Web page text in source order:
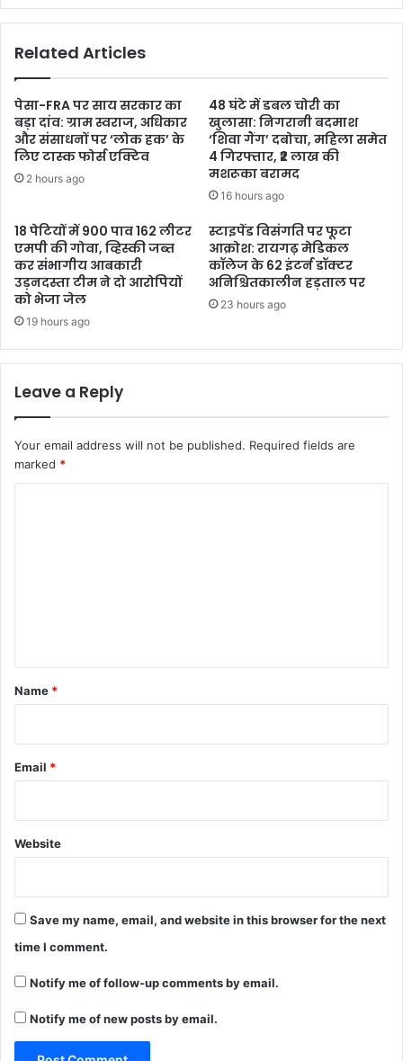
Related Articles
पेसा-FRA पर साय सरकार का
बड़ा दांव: ग्राम स्वराज, अधिकार
और संसाधनों पर ‘लोक हक’ के
लिए टास्क फोर्स एक्टिव
2 hours ago
48 घंटे में डबल चोरी का
खुलासा: निगरानी बदमाश
‘शिवा गैंग’ दबोचा, महिला समेत
4 गिरफ्तार, ₹2 लाख की
मशरूका बरामद
16 hours ago
18 पेटियों में 900 पाव 162 लीटर
एमपी की गोवा, व्हिस्की जब्त
कर संभागीय आबकारी
उड़नदस्ता टीम ने दो आरोपियों
को भेजा जेल
19 hours ago
स्टाइपेंड विसंगति पर फूटा
आक्रोश: रायगढ़ मेडिकल
कॉलेज के 62 इंटर्न डॉक्टर
अनिश्चितकालीन हड़ताल पर
23 hours ago
Leave a Reply
Your email address will not be published. Required fields are
marked *
*
Name *
Email *
Website
Save my name, email, and website in this browser for the next
time I comment.
Notify me of follow-up comments by email.
Notify me of new posts by email.